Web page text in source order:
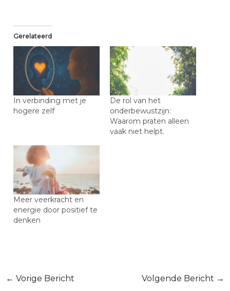
Gerelateerd
In verbinding met je
hogere zelf
De rol van het
onderbewustzijn:
Waarom praten alleen
vaak niet helpt.
Meer veerkracht en
energie door positief te
denken
Bericht
← Vorige Bericht Volgende Bericht →